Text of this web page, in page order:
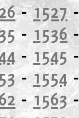
-1527
- 1536
-1545
-1554
-1563